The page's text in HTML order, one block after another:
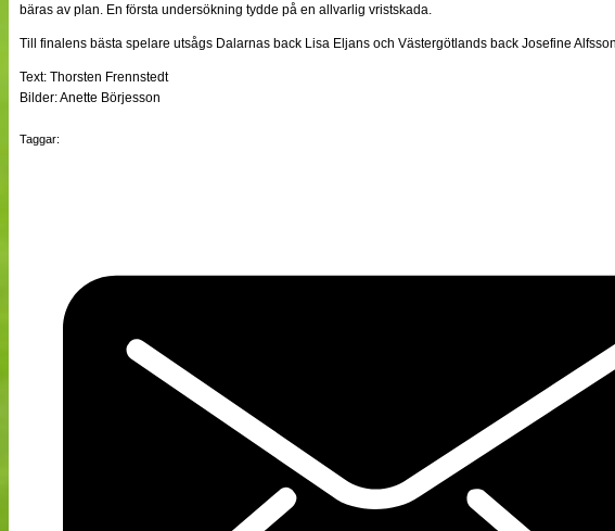
bäras av plan. En första undersökning tydde på en allvarlig vristskada.
Till finalens bästa spelare utsågs Dalarnas back Lisa Eljans och Västergötlands back Josefine
Text: Thorsten Frennstedt
Bilder: Anette Börjesson
Taggar: